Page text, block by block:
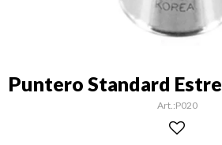
Puntero Standard
P020